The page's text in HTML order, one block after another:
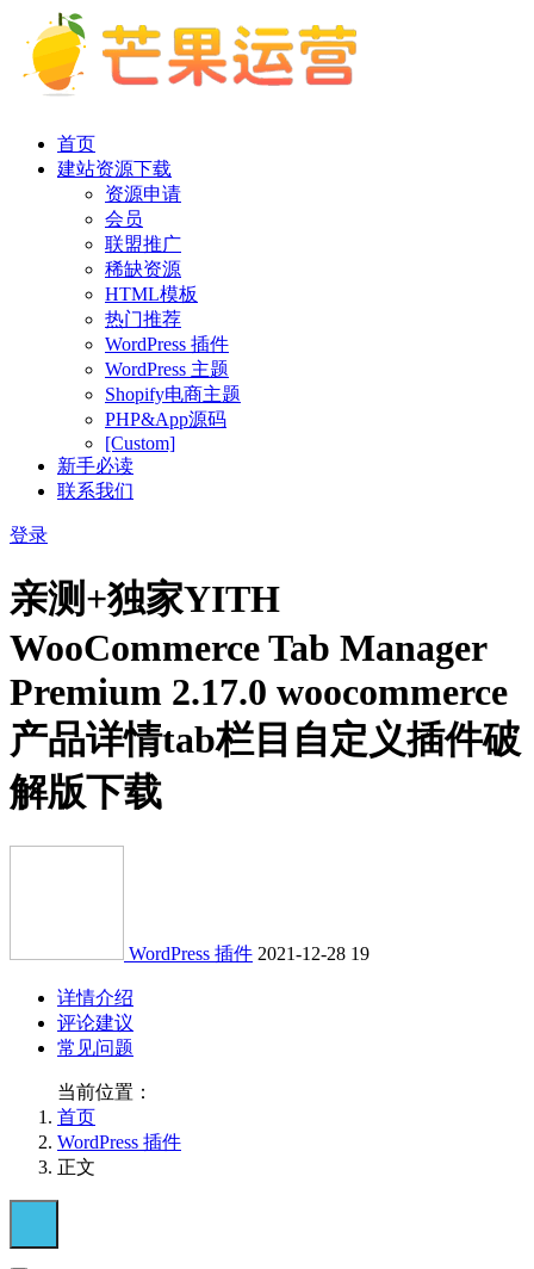
首页
建站资源下载
资源申请
会员
联盟推广
稀缺资源
HTML模板
热门推荐
WordPress 插件
WordPress 主题
Shopify电商主题
PHP&App源码
[Custom]
新手必读
联系我们
登录
亲测+独家YITH
WooCommerce Tab Manager
Premium 2.17.0 woocommerce
产品详情tab栏目自定义插件破
解版下载
WordPress 插件 2021-12-28 19
详情介绍
评论建议
常见问题
当前位置：
首页
WordPress 插件
正文